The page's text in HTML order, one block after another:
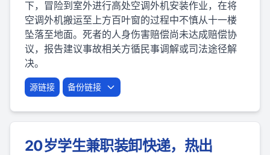
下，冒险到室外进行高处空调外机安装作业，在将
空调外机搬运至上方百叶窗的过程中不慎从十一楼
坠落至地面。死者的人身伤害赔偿尚未达成赔偿协
议，报告建议事故相关方循民事调解或司法途径解
决。
源链接 备份链接
20岁学生兼职装卸快递，热出